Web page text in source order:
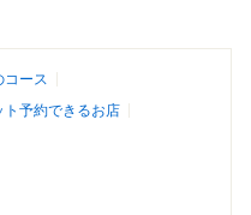
コース
ト予約できるお店